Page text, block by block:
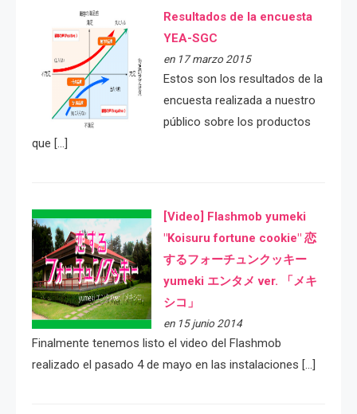
Resultados de la encuesta
YEA-SGC
en 17 marzo 2015
Estos son los resultados de la
encuesta realizada a nuestro
público sobre los productos
que […]
[Video] Flashmob yumeki
"Koisuru fortune cookie" 恋
するフォーチュンクッキー
yumeki エンタメ ver. 「メキ
シコ」
en 15 junio 2014
Finalmente tenemos listo el video del Flashmob
realizado el pasado 4 de mayo en las instalaciones […]